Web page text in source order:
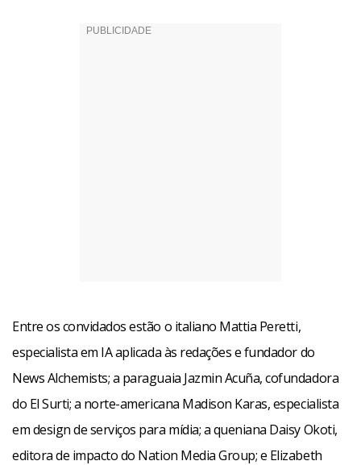
Entre os convidados estão o italiano Mattia Peretti,
especialista em IA aplicada às redações e fundador do
News Alchemists; a paraguaia Jazmin Acuña, cofundadora
do El Surti; a norte-americana Madison Karas, especialista
em design de serviços para mídia; a queniana Daisy Okoti,
editora de impacto do Nation Media Group; e Elizabeth